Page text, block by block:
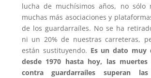
lucha de muchísimos años, no sólo
muchas más asociaciones y
de los guardarraíles. No se ha
ni un 20% de nuestras carreteras,
están sustituyendo. Es un dato muy
desde 1970 hasta hoy, las
contra guardarraíles superan las